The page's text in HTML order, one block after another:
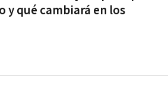
y qué cambiará en los